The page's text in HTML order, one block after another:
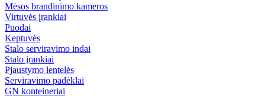
Mėsos brandinimo kameros
Virtuvės įrankiai
Puodai
Keptuvės
Stalo serviravimo indai
Stalo įrankiai
Pjaustymo lentelės
Serviravimo padėklai
GN konteineriai